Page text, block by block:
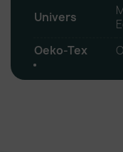
Univers
Oeko-Tex